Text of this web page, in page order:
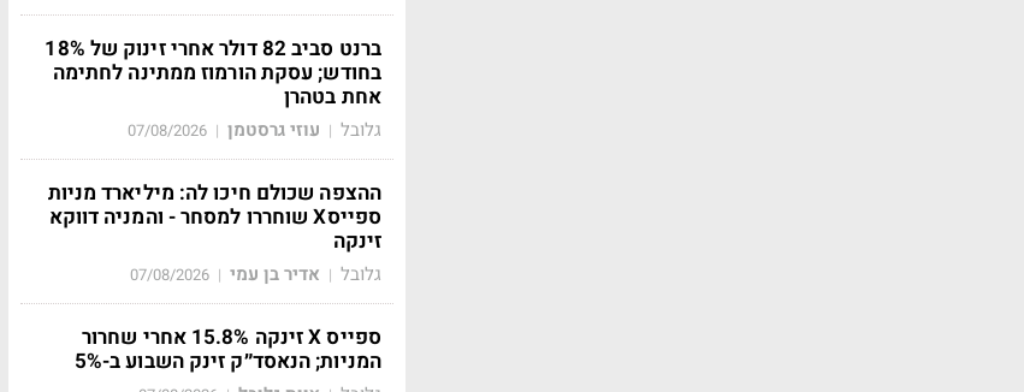
ברנט סביב 82 דולר אחרי זינוק של 18%
בחודש; עסקת הורמוז ממתינה לחתימה
אחת בטהרן
גלובל | עוזי גרסטמן |
07/08/2026
ההצפה שכולם חיכו לה: מיליארד מניות
ספייסX שוחררו למסחר - והמניה דווקא
זינקה
גלובל | אדיר בן עמי |
07/08/2026
ספייס X זינקה 15.8% אחרי שחרור
המניות; הנאסד״ק זינק השבוע ב-5%